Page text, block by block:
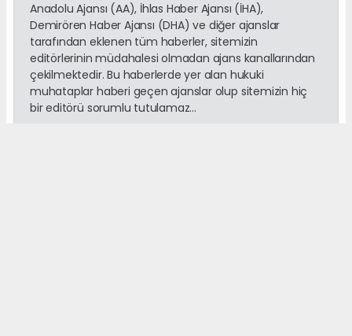
Anadolu Ajansı (AA), İhlas Haber Ajansı (İHA),
Demirören Haber Ajansı (DHA) ve diğer ajanslar
tarafından eklenen tüm haberler, sitemizin
editörlerinin müdahalesi olmadan ajans kanallarından
çekilmektedir. Bu haberlerde yer alan hukuki
muhataplar haberi geçen ajanslar olup sitemizin hiç
bir editörü sorumlu tutulamaz...